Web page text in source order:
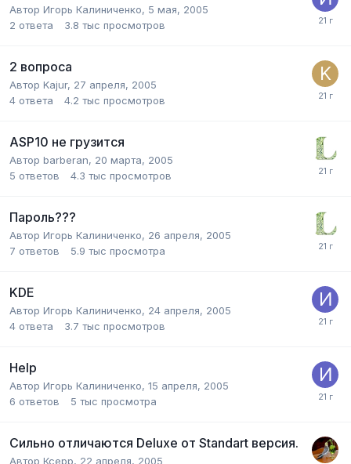
Автор Игорь Калиниченко, 5 мая, 2005
2 ответа 3.8 тыс просмотров
2 вопроса
Автор Kajur, 27 апреля, 2005
4 ответа 4.2 тыс просмотров
ASP10 не грузится
Автор barberan, 20 марта, 2005
5 ответов 4.3 тыс просмотров
Пароль???
Автор Игорь Калиниченко, 26 апреля, 2005
7 ответов 5.9 тыс просмотра
KDE
Автор Игорь Калиниченко, 24 апреля, 2005
4 ответа 3.7 тыс просмотров
Help
Автор Игорь Калиниченко, 15 апреля, 2005
6 ответов 5 тыс просмотра
Сильно отличаются Deluxe от Standart версия.
Автор Ксерр, 22 апреля, 2005